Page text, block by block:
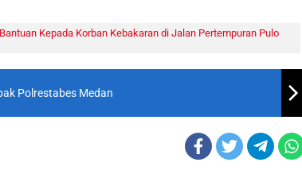
Kepada Korban Kebakaran di Jalan Pertempuran Pulo
Polrestabes Medan